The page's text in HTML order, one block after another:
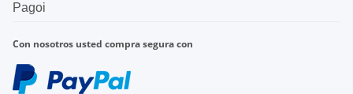
Pagoi
Con nosotros usted comprasegura con